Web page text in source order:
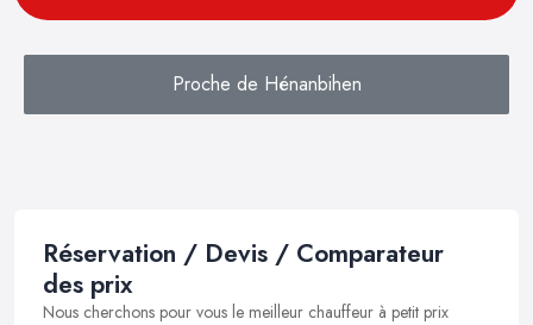
Proche de Hénanbihen
Réservation / Devis / Comparateur
des prix
Nous cherchons pour vous le meilleur chauffeur à petit prix